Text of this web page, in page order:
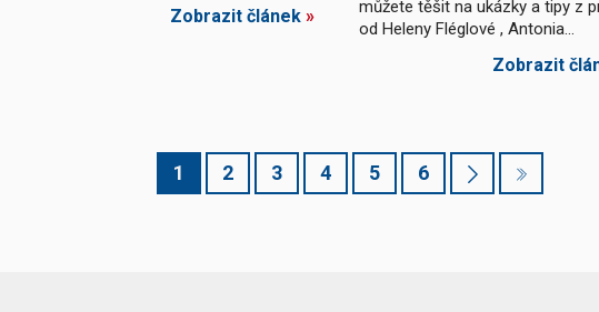
Zobrazit článek »
můžete těšit na ukázky a tipy z
od Heleny Fléglové , Antonia...
Zobrazit
1 2 3 4 5 6